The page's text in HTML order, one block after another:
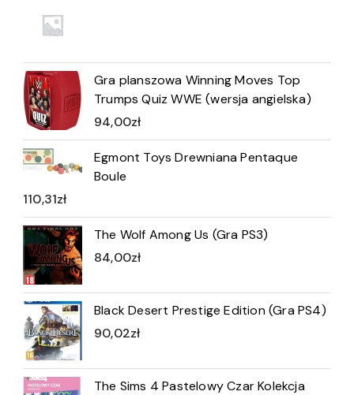
Gra planszowa Winning Moves Top
Trumps Quiz WWE (wersja angielska)
94,00zł
Egmont Toys Drewniana Pentaque
Boule
110,31zł
The Wolf Among Us (Gra PS3)
84,00zł
Black Desert Prestige Edition (Gra PS4)
90,02zł
The Sims 4 Pastelowy Czar Kolekcja